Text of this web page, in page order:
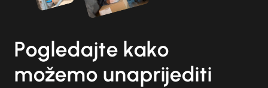
Pogledajte kako
možemo unaprijediti